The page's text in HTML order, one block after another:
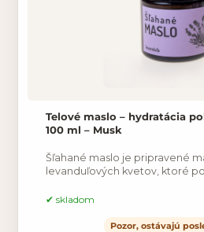
Telové maslo – hydratácia
100 ml – Musk
Šľahané maslo je pripravené
levanduľových kvetov, ktoré
teplotách. Maslo je obohatené
skladom
Pozor, ostávajú